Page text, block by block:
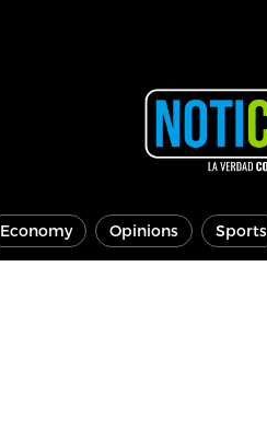
Economy Opinions Sports